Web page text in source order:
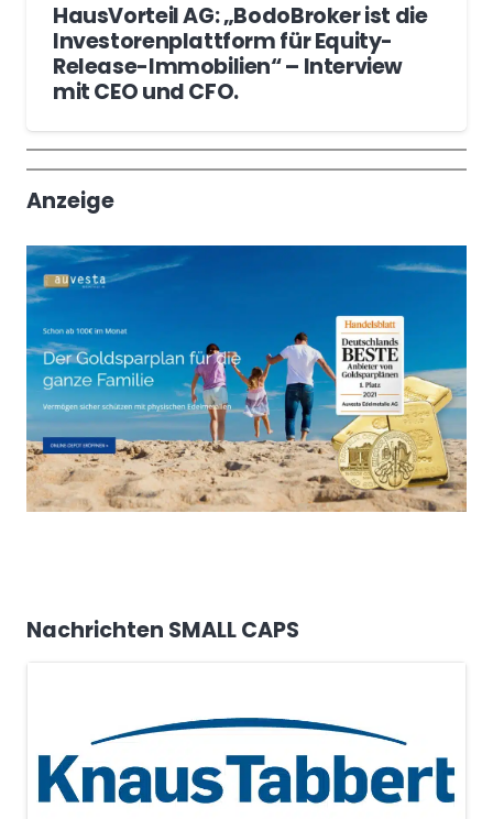
HausVorteil AG: „BodoBroker ist die
Investorenplattform für Equity-
Release-Immobilien“ – Interview
mit CEO und CFO.
Wochenrückblick
Trendthemen
Anzeige
Nachrichten SMALL CAPS